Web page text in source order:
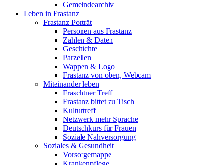
Gemeindearchiv
Leben in Frastanz
Frastanz Porträt
Personen aus Frastanz
Zahlen & Daten
Geschichte
Parzellen
Wappen & Logo
Frastanz von oben, Webcam
Miteinander leben
Fraschtner Treff
Frastanz bittet zu Tisch
Kulturtreff
Netzwerk mehr Sprache
Deutschkurs für Frauen
Soziale Nahversorgung
Soziales & Gesundheit
Vorsorgemappe
Krankenpflege